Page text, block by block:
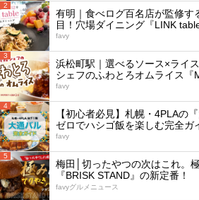
2
有明｜食べログ百名店が監修す
目！穴場ダイニング『LINK table
favy
3
浜松町駅｜選べるソース×ライ
シェフのふわとろオムライス『
favy
4
【初心者必見】札幌・4PLAの
ゼロでハシゴ飯を楽しむ完全ガ
favy
5
梅田│切ったやつの次はこれ。
『BRISK STAND』の新定番！
favyグルメニュース